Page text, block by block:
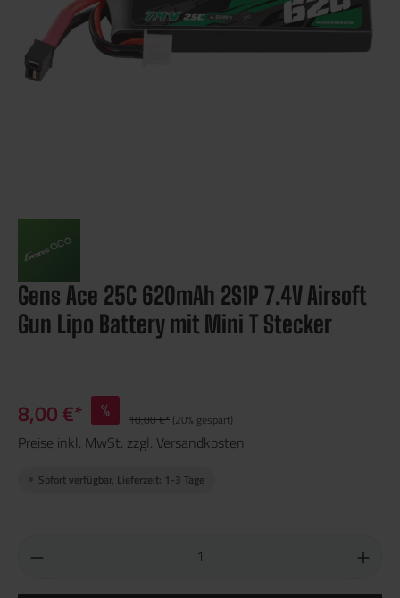
Gens Ace 25C 620mAh 2S1P 7.4V Airsoft
Gun Lipo Battery mit Mini T Stecker
8,00 €* % 10,00 €* (20% gespart)
Preise inkl. MwSt. zzgl. Versandkosten
Sofort verfügbar, Lieferzeit: 1-3 Tage